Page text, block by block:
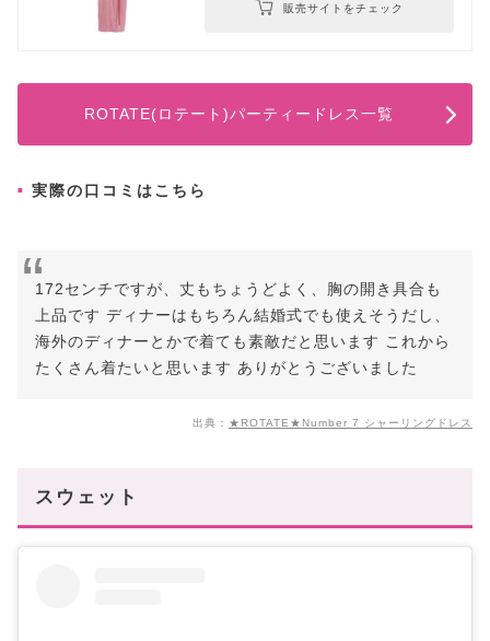
販売サイトをチェック
ROTATE(ロテート)パーティードレス一覧
実際の口コミはこちら
172センチですが、丈もちょうどよく、胸の開き具合も
上品です ディナーはもちろん結婚式でも使えそうだし、
海外のディナーとかで着ても素敵だと思います これから
たくさん着たいと思います ありがとうございました
出典： ★ROTATE★Number 7 シャーリングドレス
スウェット